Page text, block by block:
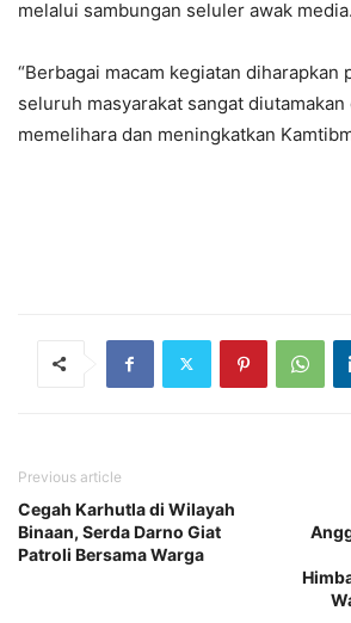
melalui sambungan seluler awak media.
“Berbagai macam kegiatan diharapkan
seluruh masyarakat sangat
memelihara dan meningkatkan
Previous article
Cegah Karhutla di Wilayah
Binaan, Serda Darno Giat
Patroli Bersama Warga